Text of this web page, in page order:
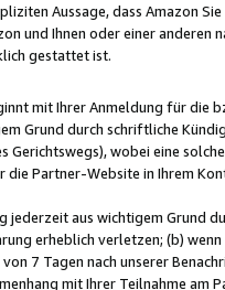
Aussage, dass Amazon
und Ihnen oder einer
gestattet ist.
mit Ihrer Anmeldung für die
Grund durch schriftliche
Gerichtswegs), wobei eine
die Partner-Website in Ihrem
jederzeit aus wichtigem Grund
erheblich verletzen; (b)
7 Tagen nach unserer
mit Ihrer Teilnahme am